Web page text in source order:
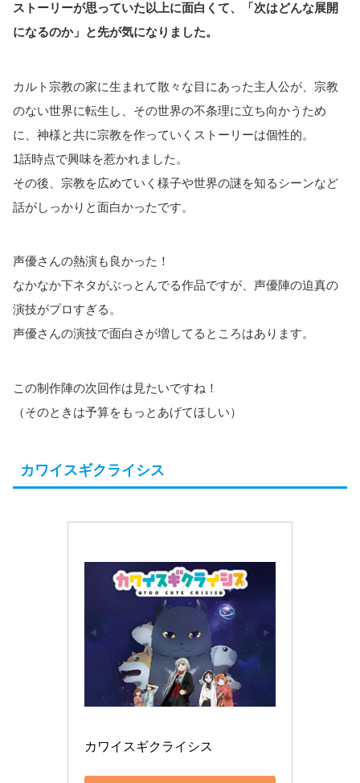
ストーリーが思っていた以上に面白くて、「次はどんな展開
になるのか」と先が気になりました。
カルト宗教の家に生まれて散々な目にあった主人公が、宗教
のない世界に転生し、その世界の不条理に立ち向かうため
に、神様と共に宗教を作っていくストーリーは個性的。
1話時点で興味を惹かれました。
その後、宗教を広めていく様子や世界の謎を知るシーンなど
話がしっかりと面白かったです。
声優さんの熱演も良かった！
なかなか下ネタがぶっとんでる作品ですが、声優陣の迫真の
演技がプロすぎる。
声優さんの演技で面白さが増してるところはあります。
この制作陣の次回作は見たいですね！
（そのときは予算をもっとあげてほしい）
カワイスギクライシス
カワイスギクライシス